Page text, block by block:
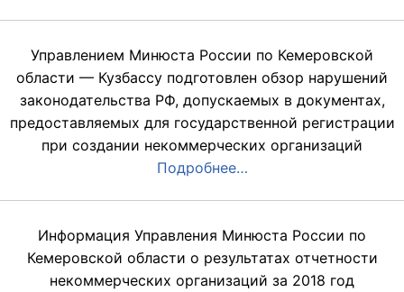
Управлением Минюста России по Кемеровской
области — Кузбассу подготовлен обзор нарушений
законодательства РФ, допускаемых в документах,
предоставляемых для государственной регистрации
при создании некоммерческих организаций
Подробнее…
Информация Управления Минюста России по
Кемеровской области о результатах отчетности
некоммерческих организаций за 2018 год